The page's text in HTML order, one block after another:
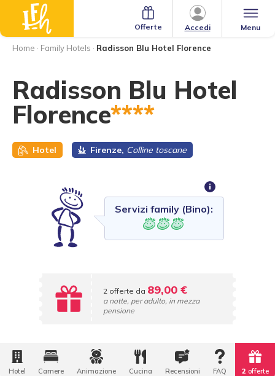
Menu
Accedi
Offerte
Home · Family Hotels · Radisson Blu Hotel Florence
Radisson Blu Hotel
Florence****
Hotel Firenze, Colline toscane
Servizi family (Bino):
2 offerte da 89,00 €
a notte, per adulto, in mezza
pensione
Hotel Camere Animazione Cucina Recensioni FAQ 2 offerte